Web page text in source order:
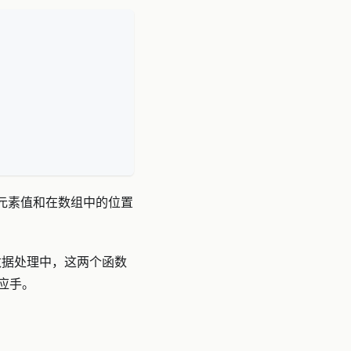
素值和在数组中的位置
处理中，这两个函数
。